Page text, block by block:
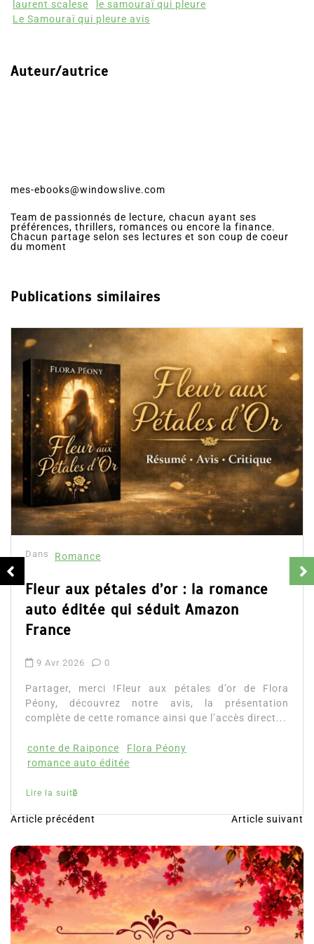
laurent scalese
le samouraï qui pleure
Le Samouraï qui pleure avis
Auteur/autrice
mes-ebooks@windowslive.com
Team de passionnés de lecture, chacun ayant ses
préférences, thrillers, romances ou encore la finance.
Chacun partage selon ses lectures et son coup de coeur
du moment
Publications similaires
Romance
Collector Dear You (Intégrale) –
résumé et avis
d’Emily Blaine. Voici le résumé du roman, les avis
ainsi que l’accès direct au livre. Partager,...
Lire la suite
N
a
v
i
g
a
Article précédent Article suivant